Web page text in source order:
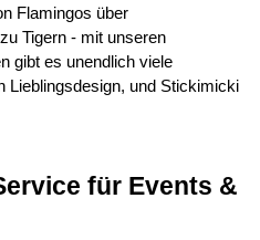
Flamingos über
Tigern - mit unseren
gibt es unendlich viele
Lieblingsdesign, und Stickimicki
für Events &